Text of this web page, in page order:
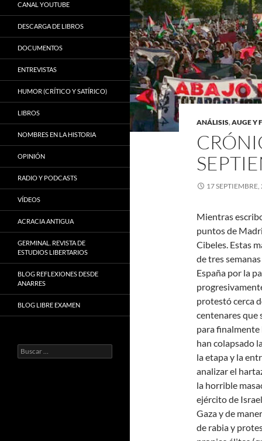
ANÁLISIS,AUGE Y
17 SEPTIEMBRE,
Mientras
puntos de
Cibeles. Estas
de tres
España por la
protestó cerca
centenares que
para finalmente
han colapsado
la etapa y la
analizar el
la horrible
ejército de
Gaza y de
de rabia y
CANAL YOUTUBE
DESCARGA DE LIBROS
DOCUMENTOS
ENTREVISTAS
HUMOR (CRÍTICO Y SATÍRICO)
LIBROS
NOMBRES EN LA HISTORIA
OPINIÓN
RADIO Y PODCASTS
VÍDEOS
ACRACIA ANTIGUA
GERMINAL. REVISTA DE
ESTUDIOS LIBERTARIOS
BLOG REFLEXIONES DESDE
ANARRES
BLOG LIBRE EXAMEN
Buscar: